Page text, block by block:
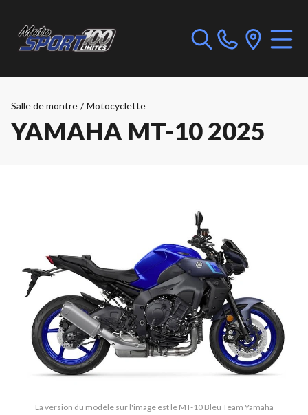
Salle de montre / Motocyclette
YAMAHA MT-10 2025
La version du modèle sur l'image est le MT-10 Bleu Team Yamaha